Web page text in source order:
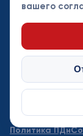
© Федерация
Политика ПДн
вашего